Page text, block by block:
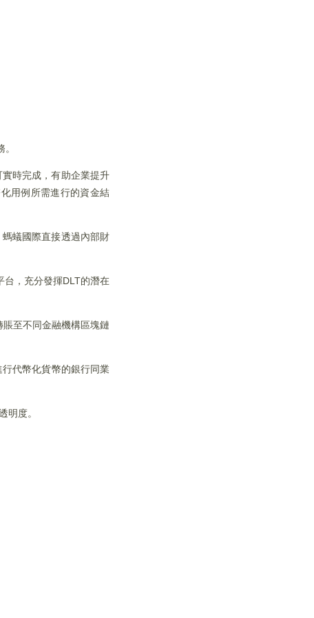
時完成，有助企業提升
用例所需進行的資金結
蟻國際直接透過內部財
台，充分發揮DLT的潛在
至不同金融機構區塊鏈
代幣化貨幣的銀行同業
明度。